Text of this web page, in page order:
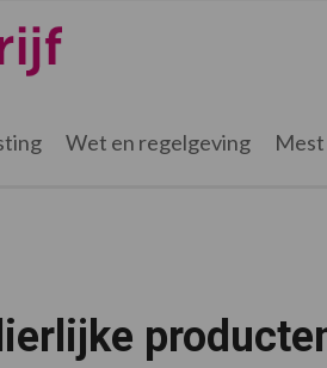
Wet en regelgeving Mest